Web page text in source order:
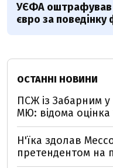
УЄФА оштрафував
євро за поведінку
ОСТАННІ НОВИНИ
ПСЖ із Забарним у
МЮ: відома оцінка
Н'їка здолав
претендентом на